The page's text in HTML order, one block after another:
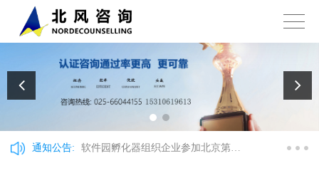
通知公告:
软件园孵化器组织企业参加北京第十